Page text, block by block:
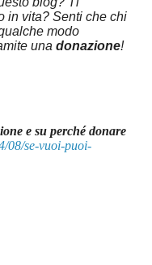
in vita? Senti che chi
modo
una donazione!
e su perché donare
08/se-vuoi-puoi-